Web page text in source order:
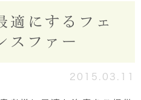
適にするフェ
スファー
2015.03.11